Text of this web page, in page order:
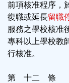
前項核准程序，
復職或延長留職
服務之學校核准
專科以上學校教
行核准。
第 十二 條